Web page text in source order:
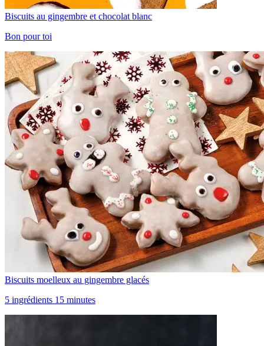
Biscuits au gingembre et chocolat blanc
Bon pour toi
Biscuits moelleux au gingembre glacés
5 ingrédients 15 minutes